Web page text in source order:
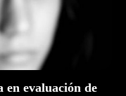
evaluación de